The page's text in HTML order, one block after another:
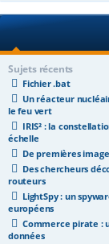
Sujets récents
Fichier .bat
Un réacteur
le feu vert
IRIS² : la
échelle
De premières
Des chercheurs
routeurs
LightSpy : un
européens
Commerce pirate :
données